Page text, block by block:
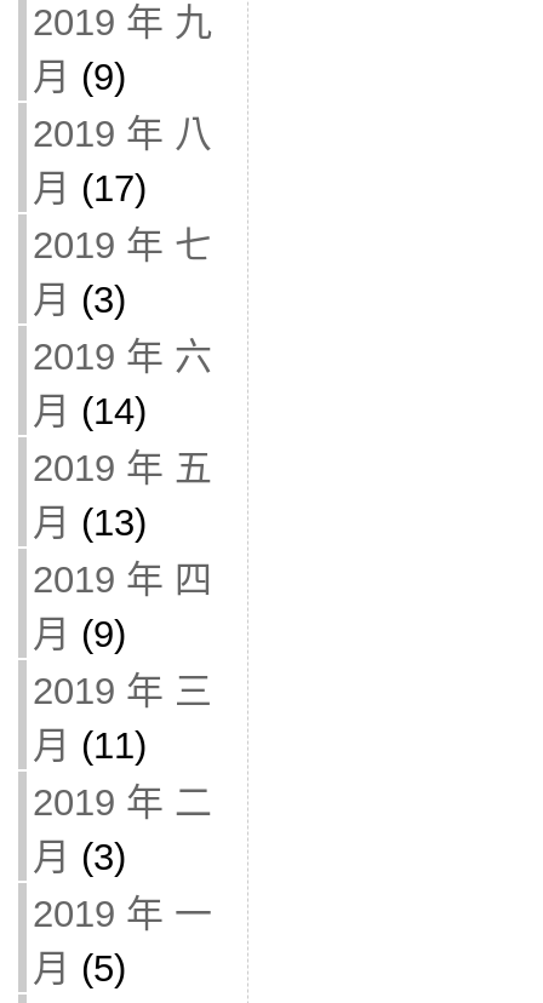
2019 年 九
月 (9)
2019 年 八
月 (17)
2019 年 七
月 (3)
2019 年 六
月 (14)
2019 年 五
月 (13)
2019 年 四
月 (9)
2019 年 三
月 (11)
2019 年 二
月 (3)
2019 年 一
月 (5)